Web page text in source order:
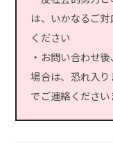
は、いかなるご
ください
・お問い合わせ
場合は、恐れ入
でご連絡くださ